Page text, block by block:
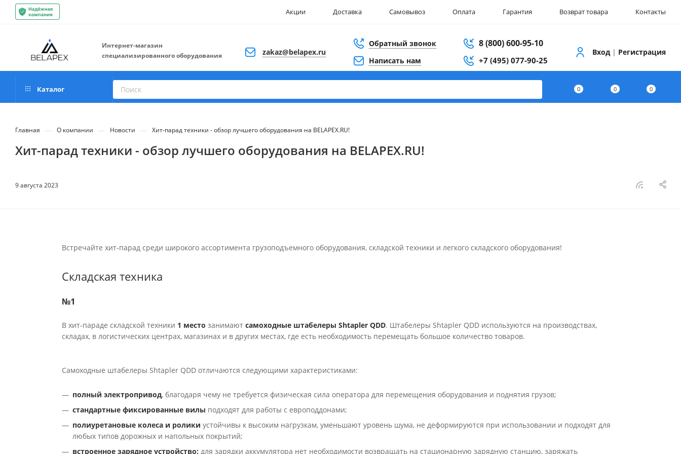
Акции Доставка Самовывоз Оплата Гарантия Возврат товара Контакты
Интернет-магазин
специализированного оборудования
zakaz@belapex.ru
Обратный звонок
Написать нам
8 (800) 600-95-10
+7 (495) 077-90-25
Вход | Регистрация
0 0 0
Каталог
Главная — О компании — Новости — Хит-парад техники - обзор лучшего оборудования на BELAPEX.RU!
Хит-парад техники - обзор лучшего оборудования на BELAPEX.RU!
9 августа 2023
Встречайте хит-парад среди широкого ассортимента грузоподъемного оборудования, складской техники и легкого складского оборудования!
Складская техника
№1
В хит-параде складской техники 1 место занимают самоходные штабелеры Shtapler QDD. Штабелеры Shtapler QDD используются на производствах,
складах, в логистических центрах, магазинах и в других местах, где есть необходимость перемещать большое количество товаров.
Самоходные штабелеры Shtapler QDD отличаются следующими характеристиками:
полный электропривод, благодаря чему не требуется физическая сила оператора для перемещения оборудования и поднятия грузов;
стандартные фиксированные вилы подходят для работы с европоддонами;
полиуретановые колеса и ролики устойчивы к высоким нагрузкам, уменьшают уровень шума, не деформируются при использовании и подходят для
любых типов дорожных и напольных покрытий;
встроенное зарядное устройство: для зарядки аккумулятора нет необходимости возвращать на стационарную зарядную станцию, заряжать